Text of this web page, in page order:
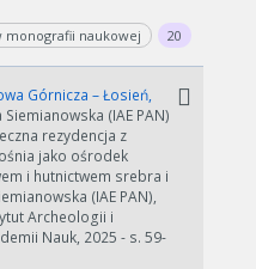
monografii naukowej 20
Górnicza – Łosień,
Siemianowska (IAE PAN)
rezydencja z
jako ośrodek
i hutnictwem srebra i
(IAE PAN),
Archeologii i
Nauk, 2025 - s. 59-